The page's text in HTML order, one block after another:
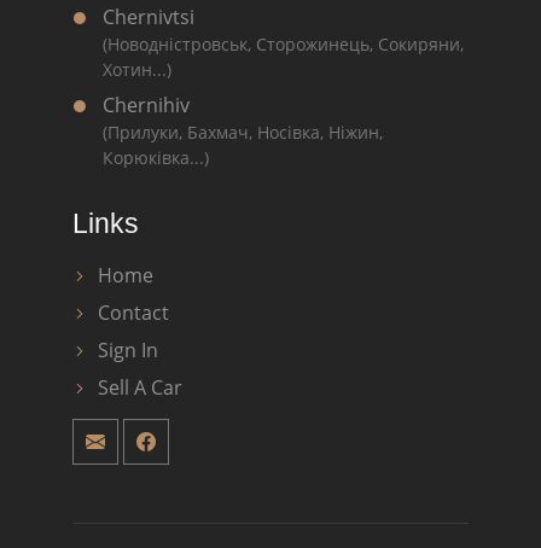
Chernivtsi
(Новодністровськ, Сторожинець, Сокиряни,
Хотин...)
Chernihiv
(Прилуки, Бахмач, Носівка, Ніжин,
Корюківка...)
Links
Home
Contact
Sign In
Sell A Car